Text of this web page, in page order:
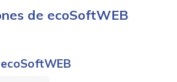
de ecoSoftWEB
ecoSoftWEB